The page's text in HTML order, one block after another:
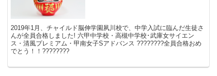
2019年1月、チャイルド脳伸学園夙川校で、中学入試に臨んだ生徒さ
んが全員合格しました! 六甲中学校・高槻中学校･武庫女サイエン
ス・清風プレミアム・甲南女子Sアドバンス ????????全員合格おめ
でとう！！????????